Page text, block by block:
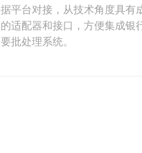
据平台对接，从技术角度具有
的适配器和接口，方便集成银
要批处理系统。